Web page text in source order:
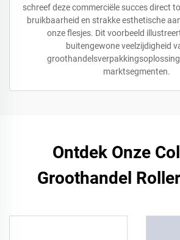
schreef deze commerciële succes direct
bruikbaarheid en strakke esthetische
onze flesjes. Dit voorbeeld
buitengewone veelzijdigheid
marktsegmenten.
Ontdek Onze
Groothandel